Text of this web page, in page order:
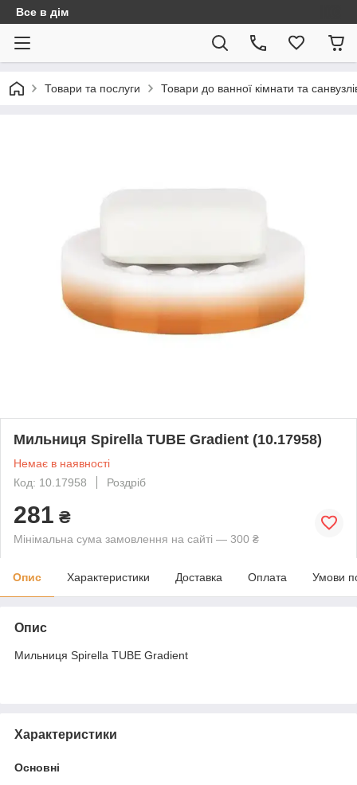
Все в дім
Товари та послуги Товари до ванної кімнати та
Мильниця Spirella TUBE Gradient (10.17958)
Немає в наявності
Код: 10.17958
Роздріб
281 ₴
Мінімальна сума замовлення на сайті — 300 ₴
Опис Характеристики Доставка Оплата Умови
Опис
Мильниця Spirella TUBE Gradient
Характеристики
Основні